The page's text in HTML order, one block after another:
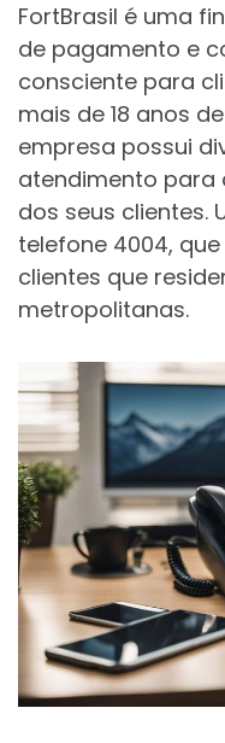
FortBrasil é uma
de pagamento e
consciente para
mais de 18 anos
empresa possui
atendimento para
dos seus clientes.
telefone 4004,
clientes que
metropolitanas.